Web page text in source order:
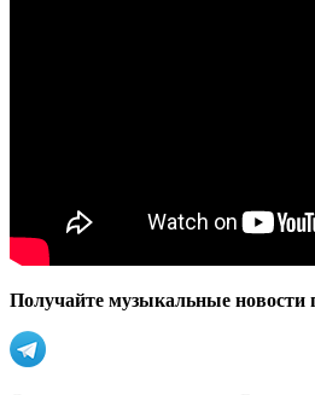
Получайте музыкальные новости